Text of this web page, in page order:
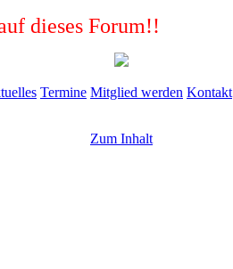
dieses Forum!!
Termine Mitglied werden Kontakt
Zum Inhalt